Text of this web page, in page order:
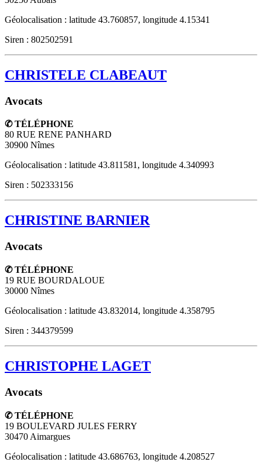
Géolocalisation : latitude 43.760857, longitude 4.15341
Siren : 802502591
CHRISTELE CLABEAUT
Avocats
✆ TÉLÉPHONE
80 RUE RENE PANHARD
30900 Nîmes
Géolocalisation : latitude 43.811581, longitude 4.340993
Siren : 502333156
CHRISTINE BARNIER
Avocats
✆ TÉLÉPHONE
19 RUE BOURDALOUE
30000 Nîmes
Géolocalisation : latitude 43.832014, longitude 4.358795
Siren : 344379599
CHRISTOPHE LAGET
Avocats
✆ TÉLÉPHONE
19 BOULEVARD JULES FERRY
30470 Aimargues
Géolocalisation : latitude 43.686763, longitude 4.208527